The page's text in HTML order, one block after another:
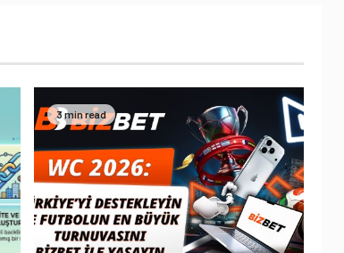
3 min read